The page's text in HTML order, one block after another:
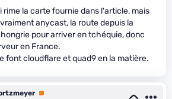
rime la carte fournie dans l'article, mais
anycast, la route depuis la
pour arriver en tchéquie, donc
en France.
font cloudflare et quad9 en la matière.
Premium